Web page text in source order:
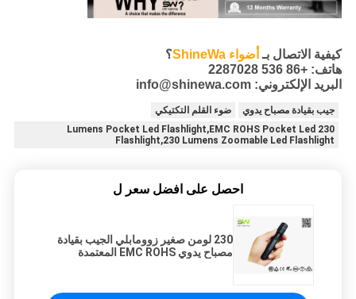
كيفية الاتصال بـ أضواء ShineWa
؟
هاتف: +86 536 2287028
البريد الإلكتروني: info@shinewa.com
جيب بقيادة مصباح يدوي
ضوء القلم التكتيكي
230 Lumens Pocket Led Flashlight,EMC ROHS Pocket Led
Flashlight,230 Lumens Zoomable Led Flashlight
احصل على افضل سعر ل
230 لومن صغير زوومابلي الجيب بقيادة
مصباح يدوي EMC ROHS المعتمدة